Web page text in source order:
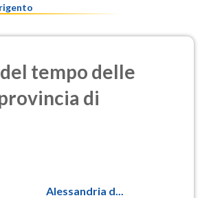
tempo delle
di
Alessandria d...